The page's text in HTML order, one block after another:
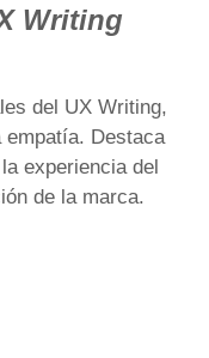
Writing
del UX Writing,
Destaca
experiencia del
de la marca.